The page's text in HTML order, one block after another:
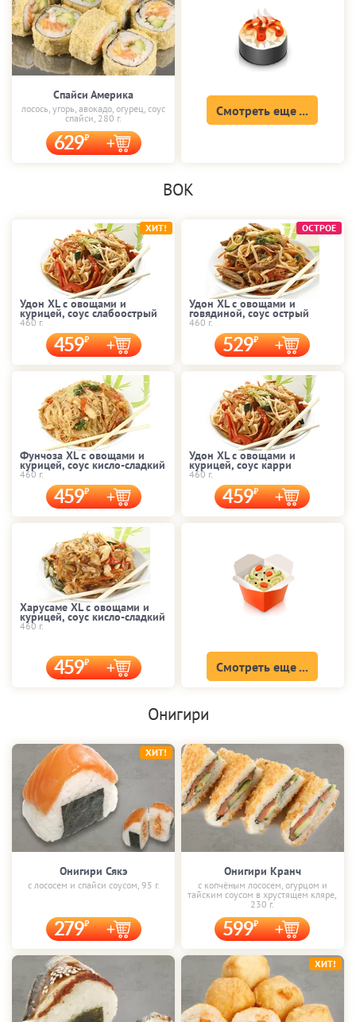
Спайси Америка
лосось, угорь, авокадо, огурец, соус
спайси, 280 г.
629
Смотреть еще ...
ВОК
Удон XL с овощами и
курицей, соус слабоострый
460 г.
459
ХИТ!
Удон XL с овощами и
говядиной, соус острый
460 г.
529
ОСТРОЕ
Фунчоза XL с овощами и
курицей, соус кисло-сладкий
460 г.
459
Удон XL с овощами и
курицей, соус карри
460 г.
459
Харусаме XL с овощами и
курицей, соус кисло-сладкий
460 г.
459 Смотреть еще ...
Онигири
Онигири Сякэ
с лососем и спайси соусом, 95 г.
279
ХИТ!
Онигири Кранч
с копчёным лососем, огурцом и
тайским соусом в хрустящем кляре,
230 г.
599
ХИТ!